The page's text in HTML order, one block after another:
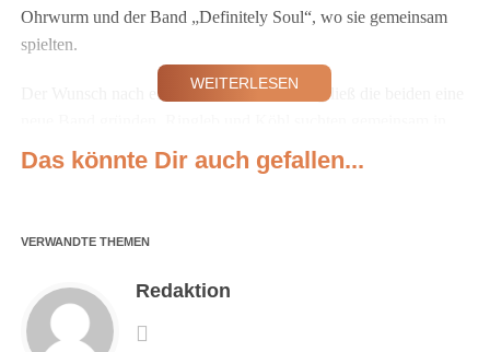
Ohrwurm und der Band „Definitely Soul“, wo sie gemeinsam
spielten.
Der Wunsch nach einer Professionalisierung ließ die beiden eine
der Münchener Musikszene nach geeigneten Musikern und
verbrachten viel Zeit mit Castings, um ein möglichst homogenes
In der Anfangszeit von
noch stark an den damals sehr populären Musikfilm „Die
Commitments“ angelehnt. Neben einem farbigen Sänger gab es
in der Erstbesetzung deshalb auch noch zwei Background
WEITERLESEN
Das könnte Dir auch gefallen...
VERWANDTE THEMEN
Redaktion